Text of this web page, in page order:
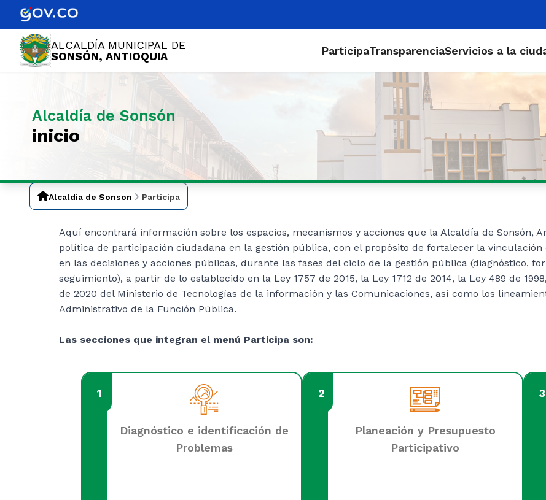
ALCALDÍA MUNICIPAL DE
SONSÓN, ANTIOQUIA
ParticipaTransparenciaServicios a la
Alcaldía de Sonsón
inicio
Alcaldia de Sonson Participa
Aquí encontrará información sobre los espacios, mecanismos y acciones que la Alcaldía de Sonsón,
política de participación ciudadana en la gestión pública, con el propósito de fo​rtalecer la
en las decisione​​s y acciones públicas, durante las fases del ciclo de la gestión pública (diagnóstico,
seguimiento), a partir de lo establecido en la Ley 1757 de 2015, la Ley 1712 de 2014, la Ley 489 de
de 2020 del Ministerio de Tecnologías de la información y las Comunicaciones, así como los
Administrativo de la Función Pública.​
Las secciones que integran el menú Participa son:
1
Diagnóstico e identificación de
Problemas
2
Planeación y Presupuesto
Participativo
3